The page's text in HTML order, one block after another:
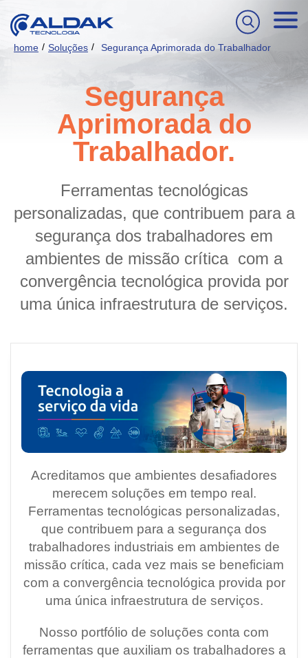
home / Soluções / Segurança Aprimorada do Trabalhador
Segurança
Aprimorada do
Trabalhador.
Ferramentas tecnológicas
personalizadas, que contribuem para a
segurança dos trabalhadores em
ambientes de missão crítica com a
convergência tecnológica provida por
uma única infraestrutura de serviços.
Acreditamos que ambientes desafiadores
merecem soluções em tempo real.
Ferramentas tecnológicas personalizadas,
que contribuem para a segurança dos
trabalhadores industriais em ambientes de
missão crítica, cada vez mais se beneficiam
com a convergência tecnológica provida por
uma única infraestrutura de serviços.
Nosso portfólio de soluções conta com
ferramentas que auxiliam os trabalhadores a